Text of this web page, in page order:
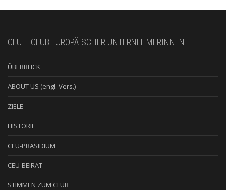
CEU – CLUB EUROPÄISCHER UNTERNEHMERINNEN
ÜBERBLICK
ABOUT US (engl. Vers.)
ZIELE
HISTORIE
CEU-PRÄSIDIUM
CEU-BEIRAT
STIMMEN ZUM CLUB